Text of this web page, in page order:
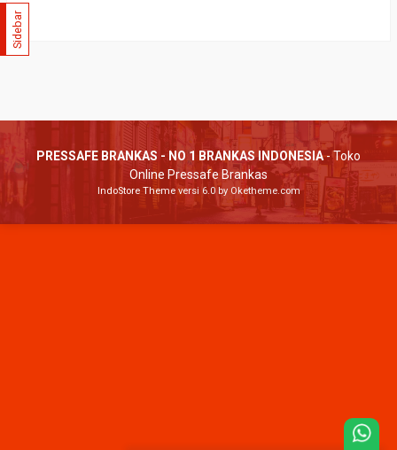
Sidebar
PRESSAFE BRANKAS - NO 1 BRANKAS INDONESIA- Toko
Online Pressafe Brankas
IndoStore Themeversi 6.0 by Oketheme.com